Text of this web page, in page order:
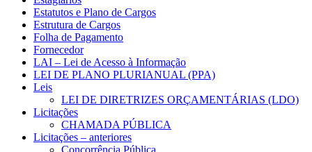
Estatutos e Plano de Cargos
Estrutura de Cargos
Folha de Pagamento
Fornecedor
LAI – Lei de Acesso à Informação
LEI DE PLANO PLURIANUAL (PPA)
Leis
LEI DE DIRETRIZES ORÇAMENTÁRIAS (LDO)
Licitações
CHAMADA PÚBLICA
Licitações – anteriores
Concorrência Pública